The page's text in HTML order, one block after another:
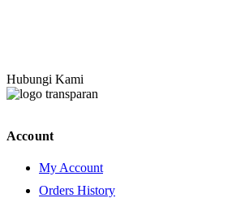
Hubungi Kami
Account
My Account
Orders History